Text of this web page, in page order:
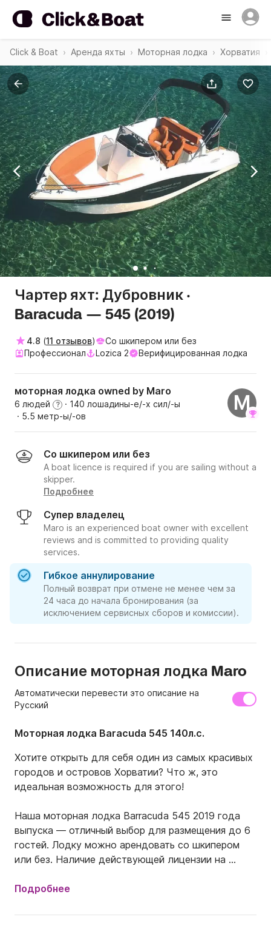
Click & Boat Аренда яхты Моторная лодка Хорватия
Чартер яхт: Дубровник ·
Baracuda — 545 (2019)
4.8 (11 отзывов)
Со шкипером или без
Профессионал
Lozica 2 Верифицированная лодка
моторная лодка owned by Maro
6 людей ?
· 140 лошадины-е/-х сил/-ы
· 5.5 метр-ы/-ов
M
Со шкипером или без
A boat licence is required if you are sailing without a
skipper.
Подробнее
Супер владелец
Maro is an experienced boat owner with excellent
reviews and is committed to providing quality
services.
Гибкое аннулирование
Полный возврат при отмене не менее чем за
24 часа до начала бронирования (за
исключением сервисных сборов и комиссии).
Описание моторная лодка Maro
Автоматически перевести это описание на
Русский
Моторная лодка Baracuda 545 140л.с.
Хотите открыть для себя один из самых красивых
городов и островов Хорватии? Что ж, это
идеальная возможность для этого!
Наша моторная лодка Barracuda 545 2019 года
выпуска — отличный выбор для размещения до 6
гостей. Лодку можно арендовать со шкипером
или без. Наличие действующей лицензии на
и цены следующие:
Подробнее